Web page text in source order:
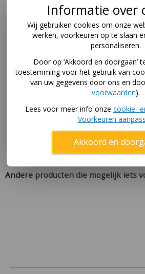
Geschikt voor de BERG Pro
Handleiding
Download hier de handleidingen
Andere producten die mogelijk iets
Informatie over
Wij gebruiken cookies om onze
werken, voorkeuren op te slaan
personaliseren.
Door op ‘Akkoord en doorgaan’
toestemming voor het gebruik van
van uw gegevens door ons en
voorwaarden).
Lees voor meer info onze cookie-
Voorkeuren
Akkoord en